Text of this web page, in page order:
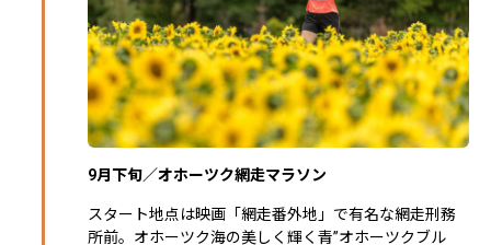
9月下旬／オホーツク網走マラソン
スタート地点は映画「網走番外地」で有名な網走刑務
所前。オホーツク海の美しく輝く青”オホーツクブル